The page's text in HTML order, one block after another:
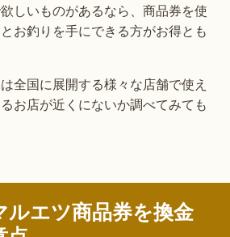
しいものがあるなら、商品券を使
お釣りを手にできる方がお得とも
全国に展開する様々な店舗で使え
お店が近くにないか調べてみても
ルエツ商品券を換金